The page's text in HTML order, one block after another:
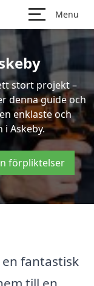
Menu
stort projekt –
denna guide och
enklaste och
Askeby.
förpliktelser
fantastisk